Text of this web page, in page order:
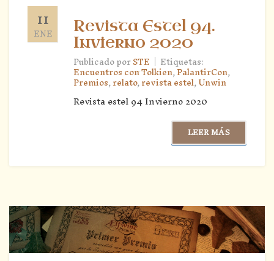
11
ENE
Revista Estel 94.
Invierno 2020
Publicado porSTE | Etiquetas:
Encuentros con Tolkien,PalantirCon,
Premios,relato,revista estel,Unwin
Revista estel 94 Invierno 2020
LEER MÁS